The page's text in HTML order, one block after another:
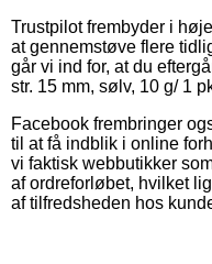
Trustpilot frembyder i
at gennemstøve flere
går vi ind for, at du
str. 15 mm, sølv, 10 g/ 1
Facebook frembringer
til at få indblik i online
vi faktisk webbutikker
af ordreforløbet, hvilket
af tilfredsheden hos